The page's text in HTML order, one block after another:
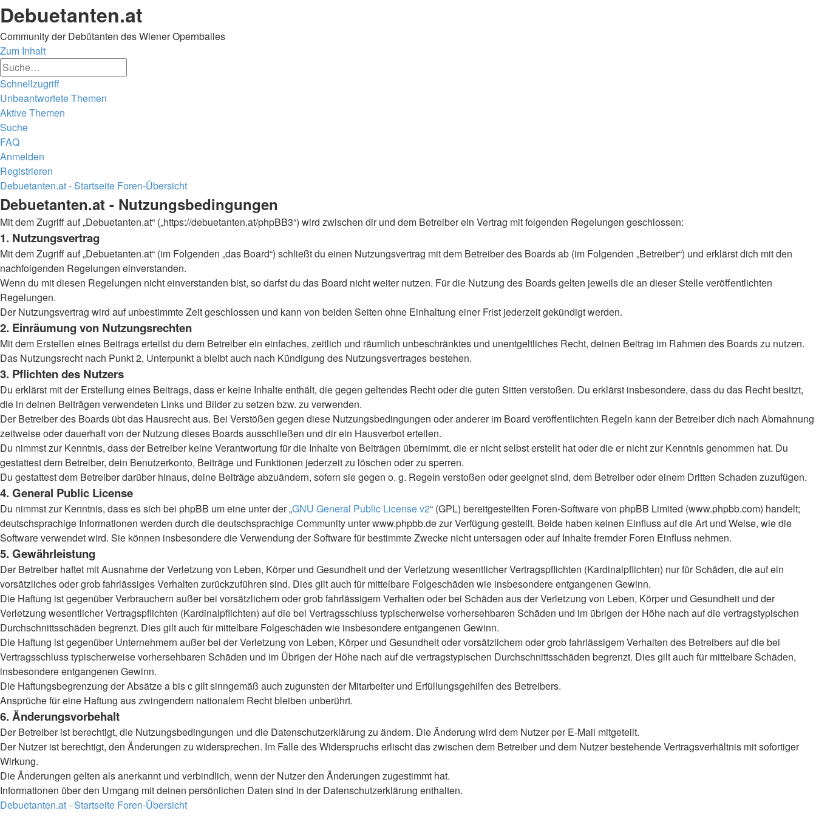
Debuetanten.at
Community der Debütanten des Wiener Opernballes
Zum Inhalt
Schnellzugriff
Unbeantwortete Themen
Aktive Themen
Suche
FAQ
Anmelden
Registrieren
Debuetanten.at - Startseite Foren-Übersicht
Suche
Debuetanten.at - Nutzungsbedingungen
Mit dem Zugriff auf „Debuetanten.at“ („https://debuetanten.at/phpBB3“) wird zwischen dir und dem Betreiber ein Vertrag mit folgenden Regelungen geschlossen:
1. Nutzungsvertrag
Mit dem Zugriff auf „Debuetanten.at“ (im Folgenden „das Board“) schließt du einen Nutzungsvertrag mit dem Betreiber des Boards ab (im Folgenden „Betreiber“) und erklärst dich mit den
nachfolgenden Regelungen einverstanden.
Wenn du mit diesen Regelungen nicht einverstanden bist, so darfst du das Board nicht weiter nutzen. Für die Nutzung des Boards gelten jeweils die an dieser Stelle veröffentlichten
Regelungen.
Der Nutzungsvertrag wird auf unbestimmte Zeit geschlossen und kann von beiden Seiten ohne Einhaltung einer Frist jederzeit gekündigt werden.
2. Einräumung von Nutzungsrechten
Mit dem Erstellen eines Beitrags erteilst du dem Betreiber ein einfaches, zeitlich und räumlich unbeschränktes und unentgeltliches Recht, deinen Beitrag im Rahmen des Boards zu nutzen.
Das Nutzungsrecht nach Punkt 2, Unterpunkt a bleibt auch nach Kündigung des Nutzungsvertrages bestehen.
3. Pflichten des Nutzers
Du erklärst mit der Erstellung eines Beitrags, dass er keine Inhalte enthält, die gegen geltendes Recht oder die guten Sitten verstoßen. Du erklärst insbesondere, dass du das Recht besitzt,
die in deinen Beiträgen verwendeten Links und Bilder zu setzen bzw. zu verwenden.
Der Betreiber des Boards übt das Hausrecht aus. Bei Verstößen gegen diese Nutzungsbedingungen oder anderer im Board veröffentlichten Regeln kann der Betreiber dich nach Abmahnung
zeitweise oder dauerhaft von der Nutzung dieses Boards ausschließen und dir ein Hausverbot erteilen.
Du nimmst zur Kenntnis, dass der Betreiber keine Verantwortung für die Inhalte von Beiträgen übernimmt, die er nicht selbst erstellt hat oder die er nicht zur Kenntnis genommen hat. Du
gestattest dem Betreiber, dein Benutzerkonto, Beiträge und Funktionen jederzeit zu löschen oder zu sperren.
Du gestattest dem Betreiber darüber hinaus, deine Beiträge abzuändern, sofern sie gegen o. g. Regeln verstoßen oder geeignet sind, dem Betreiber oder einem Dritten Schaden zuzufügen.
4. General Public License
Du nimmst zur Kenntnis, dass es sich bei phpBB um eine unter der „GNU General Public License v2“ (GPL) bereitgestellten Foren-Software von phpBB Limited (www.phpbb.com) handelt;
deutschsprachige Informationen werden durch die deutschsprachige Community unter www.phpbb.de zur Verfügung gestellt. Beide haben keinen Einfluss auf die Art und Weise, wie die
Software verwendet wird. Sie können insbesondere die Verwendung der Software für bestimmte Zwecke nicht untersagen oder auf Inhalte fremder Foren Einfluss nehmen.
5. Gewährleistung
Der Betreiber haftet mit Ausnahme der Verletzung von Leben, Körper und Gesundheit und der Verletzung wesentlicher Vertragspflichten (Kardinalpflichten) nur für Schäden, die auf ein
vorsätzliches oder grob fahrlässiges Verhalten zurückzuführen sind. Dies gilt auch für mittelbare Folgeschäden wie insbesondere entgangenen Gewinn.
Die Haftung ist gegenüber Verbrauchern außer bei vorsätzlichem oder grob fahrlässigem Verhalten oder bei Schäden aus der Verletzung von Leben, Körper und Gesundheit und der
Verletzung wesentlicher Vertragspflichten (Kardinalpflichten) auf die bei Vertragsschluss typischerweise vorhersehbaren Schäden und im übrigen der Höhe nach auf die vertragstypischen
Durchschnittsschäden begrenzt. Dies gilt auch für mittelbare Folgeschäden wie insbesondere entgangenen Gewinn.
Die Haftung ist gegenüber Unternehmern außer bei der Verletzung von Leben, Körper und Gesundheit oder vorsätzlichem oder grob fahrlässigem Verhalten des Betreibers auf die bei
Vertragsschluss typischerweise vorhersehbaren Schäden und im Übrigen der Höhe nach auf die vertragstypischen Durchschnittsschäden begrenzt. Dies gilt auch für mittelbare Schäden,
insbesondere entgangenen Gewinn.
Die Haftungsbegrenzung der Absätze a bis c gilt sinngemäß auch zugunsten der Mitarbeiter und Erfüllungsgehilfen des Betreibers.
Ansprüche für eine Haftung aus zwingendem nationalem Recht bleiben unberührt.
6. Änderungsvorbehalt
Der Betreiber ist berechtigt, die Nutzungsbedingungen und die Datenschutzerklärung zu ändern. Die Änderung wird dem Nutzer per E-Mail mitgeteilt.
Der Nutzer ist berechtigt, den Änderungen zu widersprechen. Im Falle des Widerspruchs erlischt das zwischen dem Betreiber und dem Nutzer bestehende Vertragsverhältnis mit sofortiger
Wirkung.
Die Änderungen gelten als anerkannt und verbindlich, wenn der Nutzer den Änderungen zugestimmt hat.
Informationen über den Umgang mit deinen persönlichen Daten sind in der Datenschutzerklärung enthalten.
Debuetanten.at - Startseite Foren-Übersicht